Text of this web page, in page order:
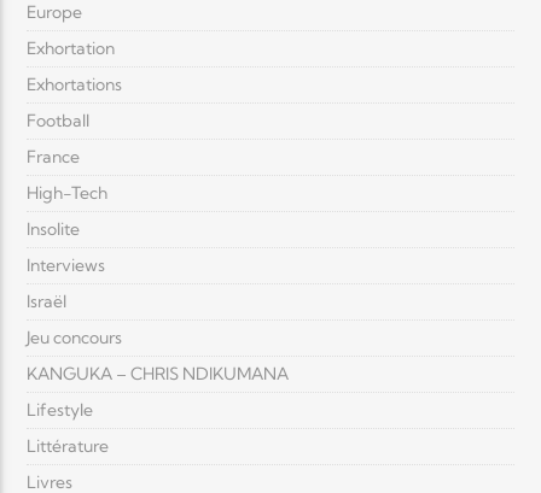
Europe
Exhortation
Exhortations
Football
France
High-Tech
Insolite
Interviews
Israël
Jeu concours
KANGUKA – CHRIS NDIKUMANA
Lifestyle
Littérature
Livres